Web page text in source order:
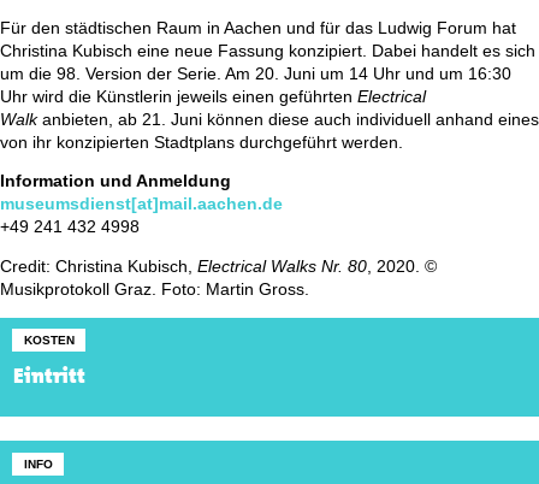
Für den städtischen Raum in Aachen und für das Ludwig Forum hat
Christina Kubisch eine neue Fassung konzipiert. Dabei handelt es sich
um die 98. Version der Serie. Am 20. Juni um 14 Uhr und um 16:30
Uhr wird die Künstlerin jeweils einen geführten Electrical
Walkanbieten, ab 21. Juni können diese auch individuell anhand eines
von ihr konzipierten Stadtplans durchgeführt werden.
Information und Anmeldung
museumsdienst[at]mail.aachen.de
+49 241 432 4998
Credit: Christina Kubisch, Electrical Walks Nr. 80, 2020. ©
Musikprotokoll Graz. Foto: Martin Gross.
KOSTEN
Eintritt
INFO